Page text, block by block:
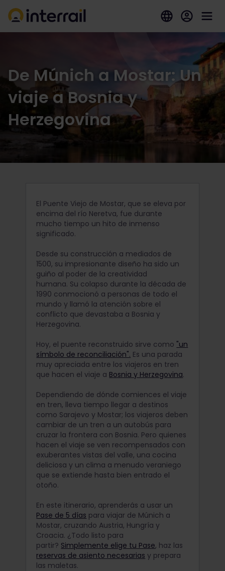
De Múnich a Mostar: Un
viaje a Bosnia y
Herzegovina
El Puente Viejo de Mostar, que se eleva por
encima del río Neretva, fue durante
mucho tiempo un hito de inmenso
significado.
Desde su construcción a mediados de
1500, su impresionante diseño ha sido un
guiño al poder de la creatividad
humana. Su colapso durante la década de
1990 conmocionó a personas de todo el
mundo y llamó la atención sobre el
conflicto que devastaba a Bosnia y
Herzegovina.
Hoy, el puente reconstruido sirve como "un
símbolo de reconciliación". Es una parada
muy apreciada entre los viajeros en tren
que hacen el viaje a Bosnia y Herzegovina.
Dependiendo de dónde comiences el viaje
en tren, lleva tiempo llegar a destinos
como Sarajevo y Mostar; los viajeros deben
cambiar de un tren a un autobús para
cruzar la frontera con Bosnia. Pero quienes
hacen el viaje se ven recompensados con
exuberantes vistas del valle, una cocina
deliciosa y un clima a menudo veraniego
que se extiende hasta bien entrado el
otoño.
En este itinerario, aprenderás a usar un
Pase de 5 días para viajar de Múnich a
Mostar, cruzando Austria, Hungría y
Croacia. ¿Todo listo para
partir? Simplemente elige tu Pase, haz las
reservas de asiento necesarias y prepara
las maletas.